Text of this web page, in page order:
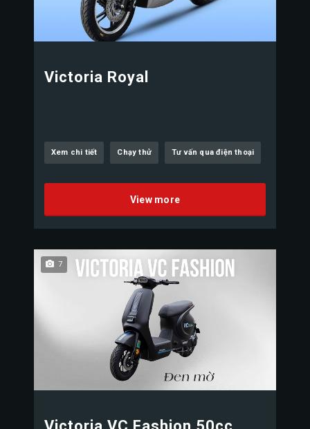
Victoria Royal
Xem chi tiết Chạy thử Tư vấn qua điện thoại
View more
7